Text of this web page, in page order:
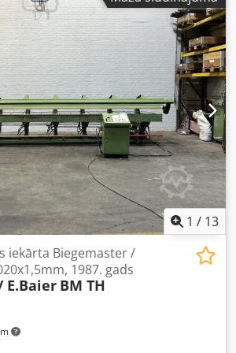
dokumentācija. Ir iespējama
Asuyk S Aeicoha
1 / 13
iekārta Biegemaster /
1987. gads
E.Baier BM TH